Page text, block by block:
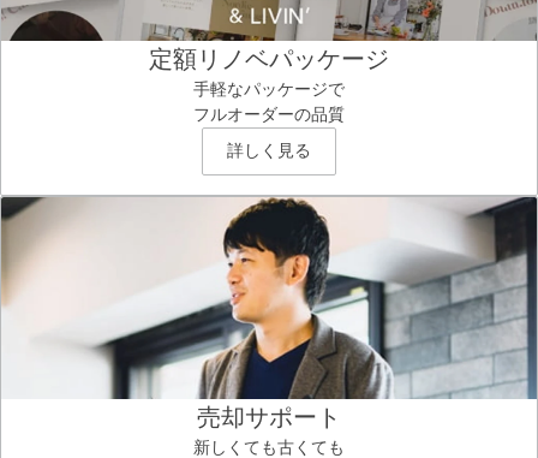
定額リノベパッケージ
手軽なパッケージで
フルオーダーの品質
詳しく見る
売却サポート
新しくても古くても